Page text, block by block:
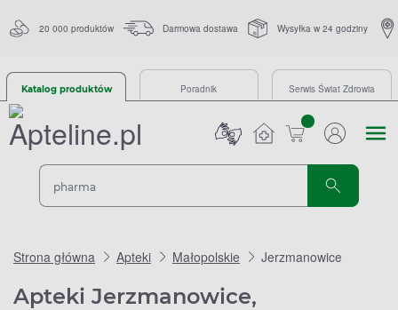
20 000 produktów Darmowa dostawa Wysyłka w 24 godziny
Katalog produktów Poradnik Serwis Świat Zdrowia
sztuk
Strona główna Apteki Małopolskie Jerzmanowice
Apteki Jerzmanowice,